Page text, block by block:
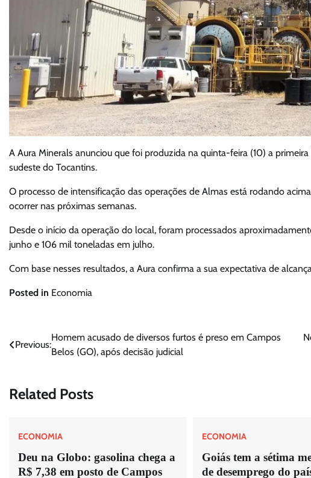
A Aura Minerals anunciou que foi produzida na quinta-feira (10) a
sudeste do Tocantins.
O processo de intensificação das operações de Almas está rodando
ocorrer nas próximas semanas.
Desde o início da operação do local, foram processados
junho e 106 mil toneladas em julho.
Com base nesses resultados, a Aura confirma a sua expectativa de
Posted in Economia
Navegação
Post
Previous:
Homem acusado de diversos furtos é preso em Campos
Belos (GO), após decisão judicial
Related Posts
ECONOMIA
Deu na Globo: gasolina chega a
R$ 7,38 em posto de Campos
ECONOMIA
Goiás tem a sétima
de desemprego do